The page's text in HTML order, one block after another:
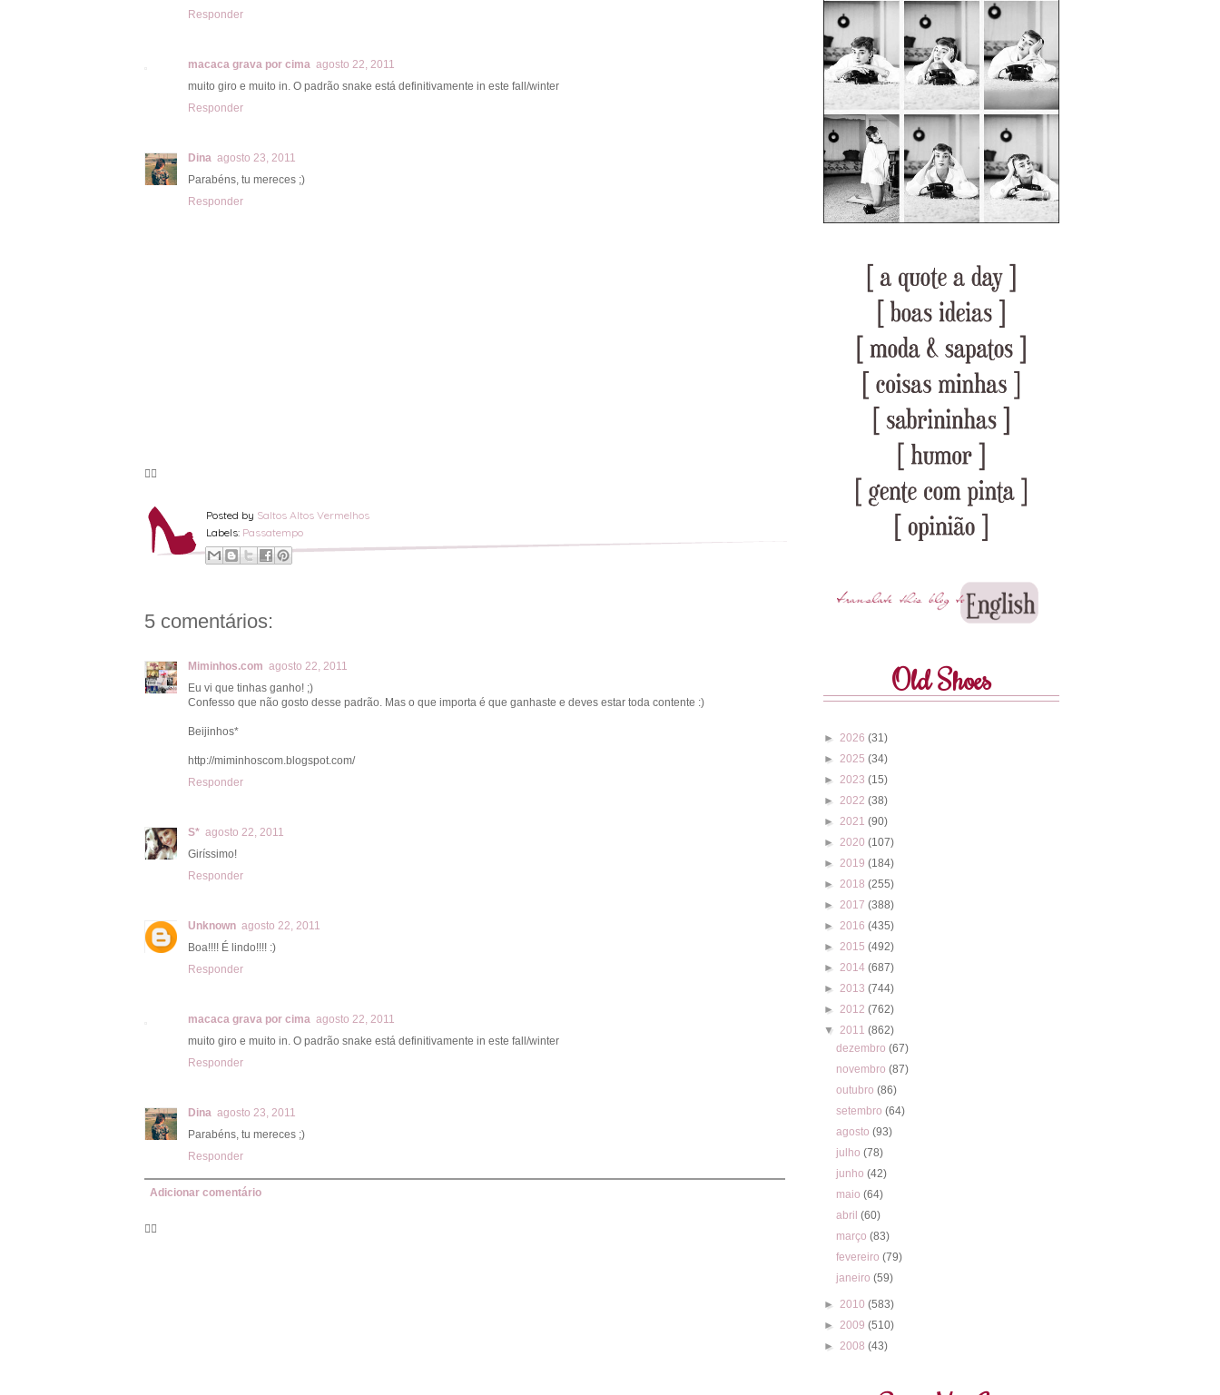
Responder
macaca grava por cima agosto 22, 2011
muito giro e muito in. O padrão snake está definitivamente in este fall/winter
Responder
Dina agosto 23, 2011
Parabéns, tu mereces ;)
Responder
🦸‍♀️
Posted by Saltos Altos Vermelhos
Labels: Passatempo
5 comentários:
Miminhos.com agosto 22, 2011
Eu vi que tinhas ganho! ;)
Confesso que não gosto desse padrão. Mas o que importa é que ganhaste e deves estar toda contente :)
Beijinhos*
http://miminhoscom.blogspot.com/
Responder
S* agosto 22, 2011
Giríssimo!
Responder
Unknown agosto 22, 2011
Boa!!!! É lindo!!!! :)
Responder
macaca grava por cima agosto 22, 2011
muito giro e muito in. O padrão snake está definitivamente in este fall/winter
Responder
Dina agosto 23, 2011
Parabéns, tu mereces ;)
Responder
Adicionar comentário
🦸‍♀️
Old Shoes
► 2026 (31)
► 2025 (34)
► 2023 (15)
► 2022 (38)
► 2021 (90)
► 2020 (107)
► 2019 (184)
► 2018 (255)
► 2017 (388)
► 2016 (435)
► 2015 (492)
► 2014 (687)
► 2013 (744)
► 2012 (762)
▼ 2011 (862)
dezembro(67)
novembro(87)
outubro(86)
setembro(64)
agosto(93)
julho(78)
junho(42)
maio(64)
abril(60)
março(83)
fevereiro(79)
janeiro(59)
► 2010 (583)
► 2009 (510)
► 2008 (43)